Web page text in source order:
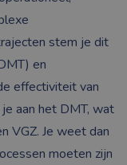
stem je dit
en
effectiviteit van
aan het DMT, wat
VGZ. Je weet dan
moeten zijn